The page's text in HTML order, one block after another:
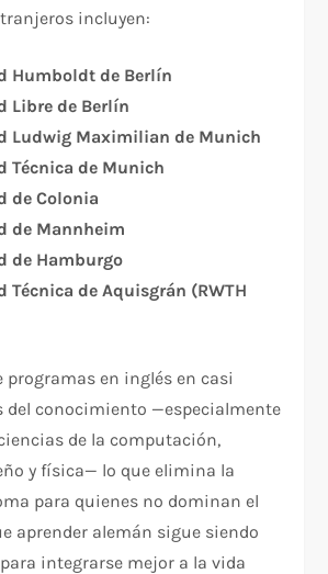
incluyen:
Humboldt de Berlín
Libre de Berlín
Ludwig Maximilian de Munich
Técnica de Munich
de Colonia
de Mannheim
de Hamburgo
Técnica de Aquisgrán (RWTH
programas en inglés en casi
del conocimiento —especialmente
de la computación,
y física— lo que elimina la
para quienes no dominan el
aprender alemán sigue siendo
integrarse mejor a la vida